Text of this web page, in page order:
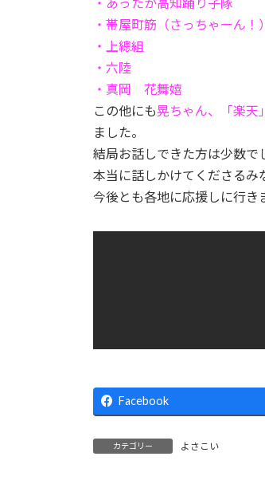
・帯屋町筋（さっちゃーん！）
・上總組
・六陸
・真岡 花舞嬉
この他にも晃ちゃん、「楽天
ました。
結局お話しできた方は少数で
本当に話しかけてくださるみ
今後とも各地に応援しに行き
Facebook
カテゴリー よさこい